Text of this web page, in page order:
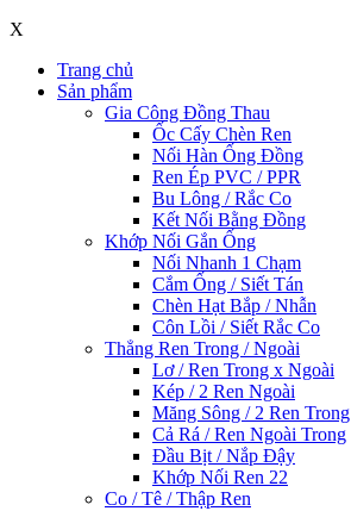
X
Trang chủ
Sản phẩm
Gia Công Đồng Thau
Ốc Cấy Chèn Ren
Nối Hàn Ống Đồng
Ren Ép PVC / PPR
Bu Lông / Rắc Co
Kết Nối Bằng Đồng
Khớp Nối Gắn Ống
Nối Nhanh 1 Chạm
Cắm Ống / Siết Tán
Chèn Hạt Bắp / Nhẫn
Côn Lồi / Siết Rắc Co
Thẳng Ren Trong / Ngoài
Lơ / Ren Trong x Ngoài
Kép / 2 Ren Ngoài
Măng Sông / 2 Ren Trong
Cả Rá / Ren Ngoài Trong
Đầu Bịt / Nắp Đậy
Khớp Nối Ren 22
Co / Tê / Thập Ren